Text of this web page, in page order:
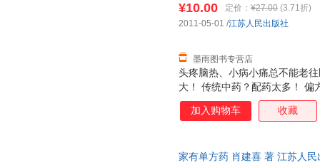
头疼脑热、小病小痛总不能老
大！ 传统中药？配药太多！ 偏
紧收藏单方药！ 《家有单方药
药里精心挑选出最适合家庭使
关节疼痛 等都能用单方药解决
¥10.00 定价： ¥27.00 (3.71折)
墨雨图书专营店
2011-05-01 /江苏人民出版社
加入购物车 收藏
家有单方药 肖建喜 著 江苏人民